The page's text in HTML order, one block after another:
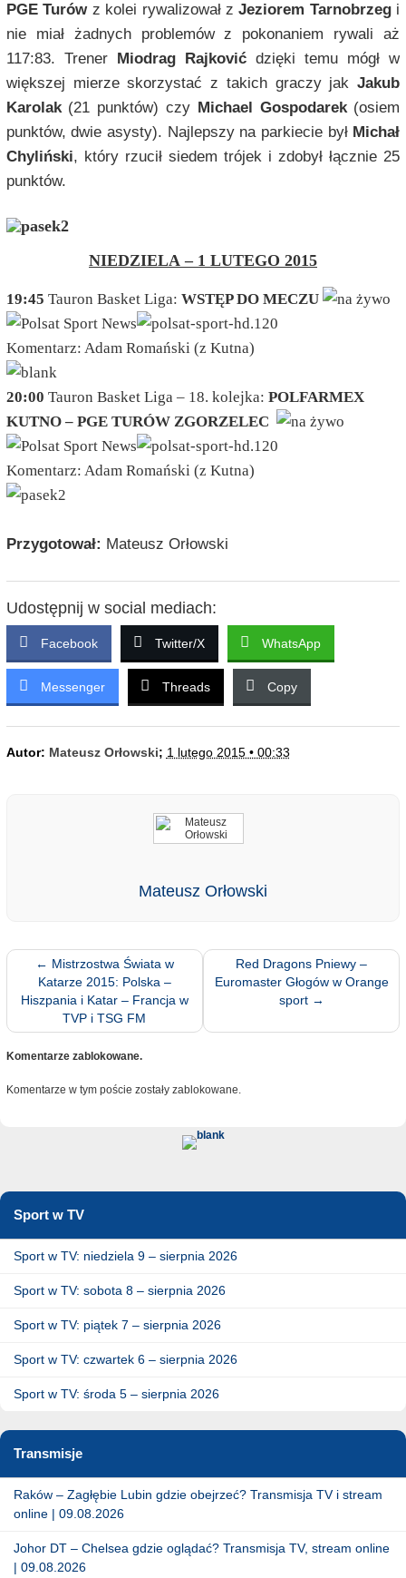
PGE Turówz kolei rywalizował z Jeziorem Tarnobrzegi
nie miał żadnych problemów z pokonaniem rywali aż
117:83. Trener
Miodrag Rajkovićdzięki temu mógł w
większej mierze skorzystać z takich graczy jakJakub
Karolak(21 punktów) czy Michael Gospodarek(osiem
punktów, dwie asysty). Najlepszy na parkiecie był Michał
Chyliński, który rzucił siedem trójek i zdobył łącznie 25
punktów.
NIEDZIELA – 1 LUTEGO 2015
19:45 Tauron Basket Liga: WSTĘP DO MECZU
Komentarz: Adam Romański (z Kutna)
20:00 Tauron Basket Liga – 18. kolejka: POLFARMEX
KUTNO – PGE TURÓW ZGORZELEC
Komentarz: Adam Romański (z Kutna)
Przygotował: Mateusz Orłowski
Udostępnij w social mediach:
Facebook Twitter/X WhatsApp
Messenger Threads Copy
Autor: Mateusz Orłowski; 1 lutego 2015 • 00:33
Mateusz Orłowski
← Mistrzostwa Świata w
Katarze 2015: Polska –
Hiszpania i Katar – Francja w
TVP i TSG FM
Red Dragons Pniewy –
Euromaster Głogów w Orange
sport →
Komentarze zablokowane.
Komentarze w tym poście zostały zablokowane.
Sport w TV
Sport w TV: niedziela 9 – sierpnia 2026
Sport w TV: sobota 8 – sierpnia 2026
Sport w TV: piątek 7 – sierpnia 2026
Sport w TV: czwartek 6 – sierpnia 2026
Sport w TV: środa 5 – sierpnia 2026
Transmisje
Raków – Zagłębie Lubin gdzie obejrzeć? Transmisja TV i stream
online | 09.08.2026
Johor DT – Chelsea gdzie oglądać? Transmisja TV, stream online
| 09.08.2026